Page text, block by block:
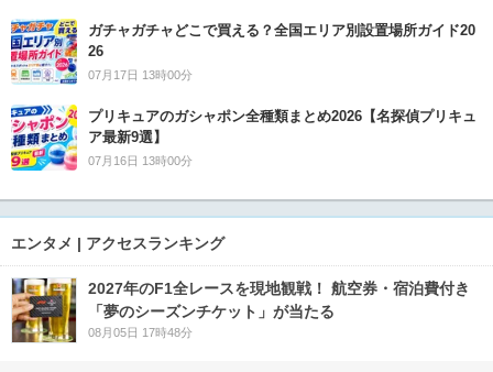
ガチャガチャどこで買える？全国エリア別設置場所ガイド20
26
07月17日 13時00分
プリキュアのガシャポン全種類まとめ2026【名探偵プリキュ
ア最新9選】
07月16日 13時00分
エンタメ | アクセスランキング
2027年のF1全レースを現地観戦！ 航空券・宿泊費付き
「夢のシーズンチケット」が当たる
08月05日 17時48分